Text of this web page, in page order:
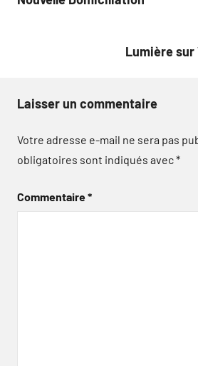
Lumière
Laisser un commentaire
Votre adresse e-mail ne sera pas
obligatoires sont indiqués avec*
Commentaire*